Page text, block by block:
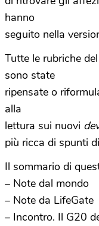
hanno
seguito nella
Tutte le rubriche
sono state
ripensate o
alla
lettura sui nuovi
più ricca di spunti
Il sommario di
– Note dal mondo
– Note da LifeGate
– Incontro. Il G20